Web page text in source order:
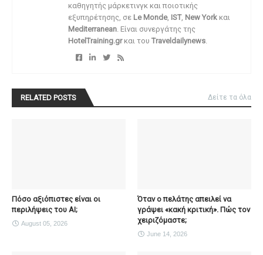
καθηγητής μάρκετινγκ και ποιοτικής
εξυπηρέτησης, σε Le Monde, IST, New York και
Mediterranean . Είναι συνεργάτης της
HotelTraining.grκαι του Traveldailynews
RELATED POSTS Δείτε τα όλα
Πόσο αξιόπιστες είναι οι
περιλήψεις του ΑΙ;
August 05, 2026
Όταν ο πελάτης απειλεί να
γράψει «κακή κριτική». Πώς τον
χειριζόμαστε;
June 14, 2026